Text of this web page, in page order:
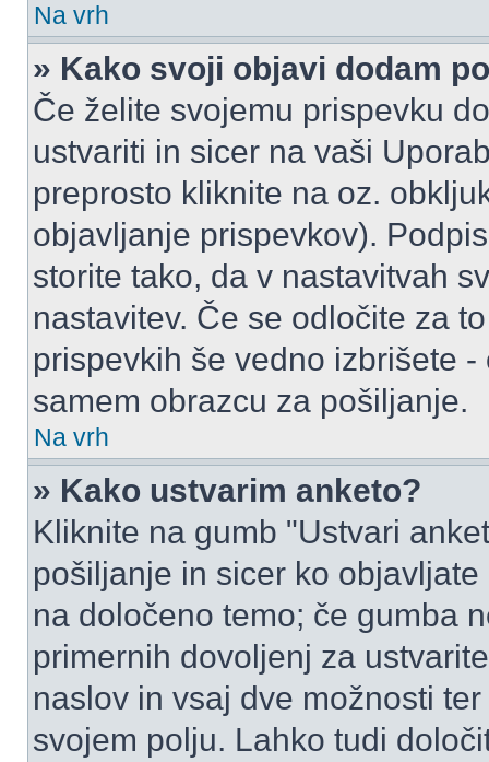
Na vrh
» Kako svoji objavi dodam
Če želite svojemu prispevku
ustvariti in sicer na vaši
preprosto kliknite na oz.
objavljanje prispevkov).
storite tako, da v nastavitvah
nastavitev. Če se odločite za
prispevkih še vedno izbrišete
samem obrazcu za pošiljanje.
Na vrh
» Kako ustvarim anketo?
Kliknite na gumb "Ustvari
pošiljanje in sicer ko
na določeno temo; če gumba
primernih dovoljenj za
naslov in vsaj dve možnosti
svojem polju. Lahko tudi